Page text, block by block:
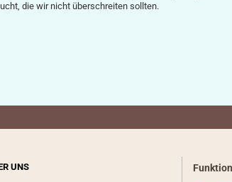
die wir nicht überschreiten sollten.
UNS